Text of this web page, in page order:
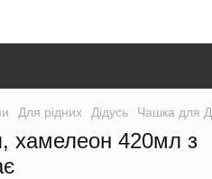
Для рідних Дідусь Чашка для
хамелеон 420мл з